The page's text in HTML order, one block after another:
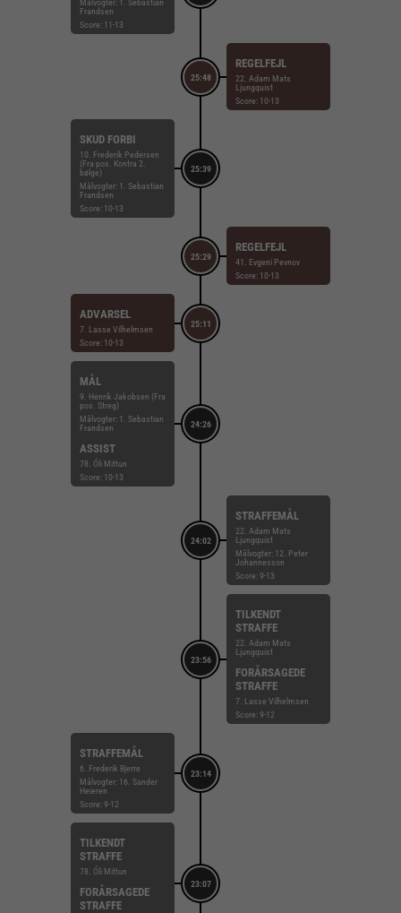
Målvogter: 1. Sebastian
Frandsen
Score: 11-13
25:48
REGELFEJL
22. Adam Mats
Ljungquist
Score: 10-13
25:39
SKUD FORBI
10. Frederik Pedersen
(Fra pos. Kontra 2.
bølge)
Målvogter: 1. Sebastian
Frandsen
Score: 10-13
25:29
REGELFEJL
41. Evgeni Pevnov
Score: 10-13
25:11
ADVARSEL
7. Lasse Vilhelmsen
Score: 10-13
24:26
MÅL
9. Henrik Jakobsen (Fra
pos. Streg)
Målvogter: 1. Sebastian
Frandsen
ASSIST
78. Óli Mittun
Score: 10-13
24:02
STRAFFEMÅL
22. Adam Mats
Ljungquist
Målvogter: 12. Peter
Johannesson
Score: 9-13
23:56
TILKENDT
STRAFFE
22. Adam Mats
Ljungquist
FORÅRSAGEDE
STRAFFE
7. Lasse Vilhelmsen
Score: 9-12
23:14
STRAFFEMÅL
6. Frederik Bjerre
Målvogter: 16. Sander
Heieren
Score: 9-12
23:07
TILKENDT
STRAFFE
78. Óli Mittun
FORÅRSAGEDE
STRAFFE